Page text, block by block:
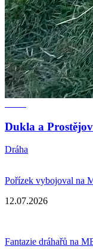
Dukla a
Dráha
Pořízek vybojoval na
12.07.2026
Fantazie dráhařů na